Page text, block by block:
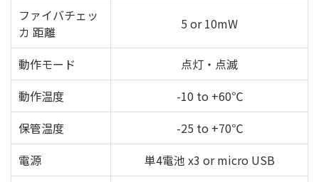
ファイバチェッ
カ 距離
5 or 10mW
動作モード
点灯・点滅
動作温度
-10 to +60℃
保管温度
-25 to +70℃
電源
単4電池 x3 or micro USB